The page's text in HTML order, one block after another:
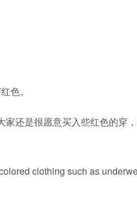
色。
还是很愿意买入些红色的穿
clothing such as